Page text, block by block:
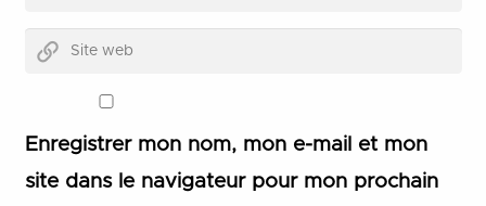
Enregistrer mon nom, mon e-mail et mon
site dans le navigateur pour mon prochain